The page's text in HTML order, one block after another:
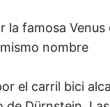
la famosa
nombre
el carril bici